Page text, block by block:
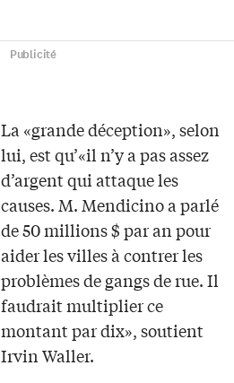
Publicité
La «grande déception», selon
lui, est qu’«il n’y a pas assez
d’argent qui attaque les
causes. M. Mendicino a parlé
de 50 millions $ par an pour
aider les villes à contrer les
problèmes de gangs de rue. Il
faudrait multiplier ce
montant par dix», soutient
Irvin Waller.